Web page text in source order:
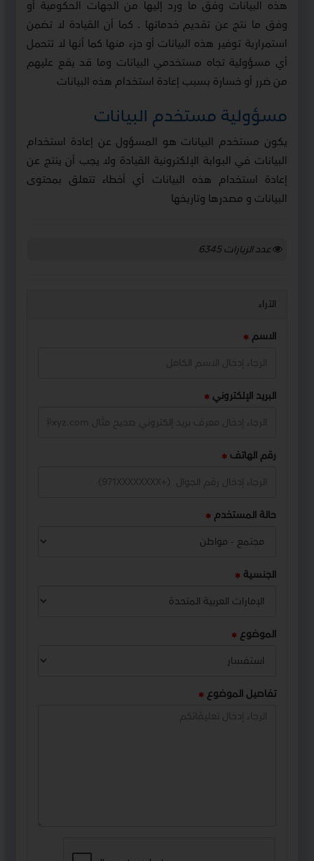
هذه البيانات وفق ما ورد إليها من الجهات الحكومية أو
وفق ما نتج عن تقديم خدماتها . كما أن القيادة لا تضمن
استمرارية توفير هذه البيانات أو جزء منها كما أنها لا تتحمل
أي مسؤولية تجاه مستخدمي البيانات وما قد يقع عليهم
من ضرر أو خسارة بسبب إعادة استخدام هذه البيانات
مسؤولية مستخدم البيانات
يكون مستخدم البيانات هو المسؤول عن إعادة استخدام
البيانات في البوابة الإلكترونية القيادة ولا يجب أن ينتج عن
إعادة استخدام هذه البيانات أي أخطاء تتعلق بمحتوى
البيانات و مصدرها وتاريخها
عدد الزيارات6345
الآراء
الاسم
البريد الإلكتروني
رقم الهاتف
حالة المستخدم
الجنسية
الموضوع
تفاصيل الموضوع